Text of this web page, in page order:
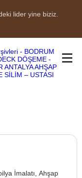
lider yine biziz.
İmalatı, Ahşap